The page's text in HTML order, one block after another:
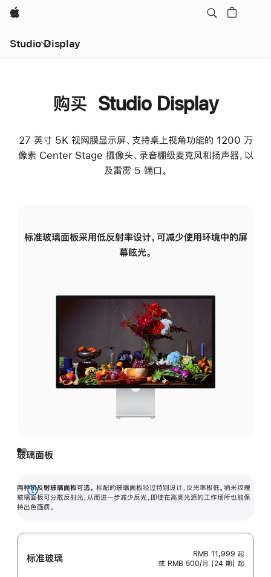
Apple
Studio Display
购买 Studio Display
27 英寸 5K 视网膜显示屏、支持桌上视角功能的 1200 万
像素 Center Stage 摄像头、录音棚级麦克风和扬声器，以
及雷雳 5 端口。
标准玻璃面板采用低反射率设计，可减少使用环境中的屏
幕眩光。
玻璃面板
两种抗反射玻璃面板可选。 标配的玻璃面板经过特别设计，反光率极低。纳米纹理
玻璃面板可分散反射光，从而进一步减少反光，即使在高亮光源的工作场所也能保
持出色画质。
展
开
标准玻璃 RMB 11,999 起
或 RMB 500/月 (24 期) 起